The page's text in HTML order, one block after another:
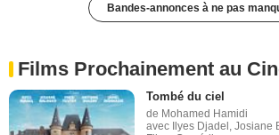
Bandes-annonces à ne pas
Films Prochainement au
Tombé du ciel
de Mohamed Hamidi
avec Ilyes Djadel, Josiane